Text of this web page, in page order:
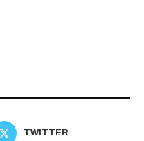
TWITTER